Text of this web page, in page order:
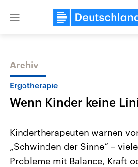
Close
Themen
Archiv
Ergotherapie
Wenn Kinder keine
Kindertherapeuten warnen
„Schwinden der Sinne“ –
Probleme mit Balance, Kraft